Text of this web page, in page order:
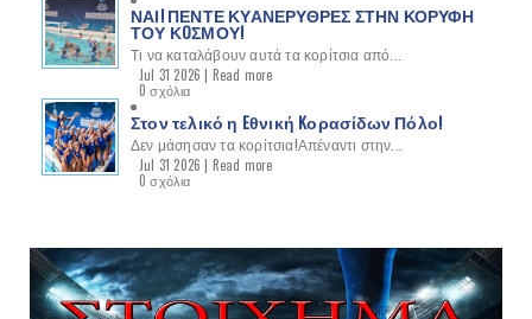
ΝΑΙ! ΠΕΝΤΕ ΚΥΑΝΕΡΥΘΡΕΣ ΣΤΗΝ ΚΟΡΥΦΗ
ΤΟΥ ΚOΣΜΟΥ!
Τι να καταλάβουν αυτά τα κορίτσια από...
Jul 31 2026 | Read more
0 σχόλια
Στον τελικό η Eθνική Kορασίδων Πόλο!
Δεν μάσησαν τα κορίτσια!Απέναντι στην...
Jul 31 2026 | Read more
0 σχόλια